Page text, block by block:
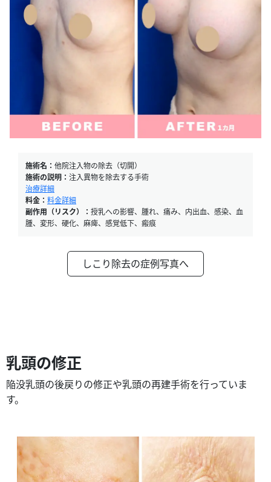
施術名： 他院注入物の除去（切開）
施術の説明： 注入異物を除去する手術
治療詳細
料金： 料金詳細
副作用（リスク）： 授乳への影響、腫れ、痛み、内出血、感染、血
腫、変形、硬化、麻痺、感覚低下、瘢痕
しこり除去の症例写真へ
乳頭の修正
陥没乳頭の後戻りの修正や乳頭の再建手術を行っていま
す。